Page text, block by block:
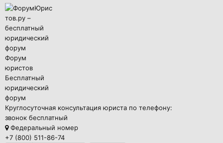
Форум
юристов
Бесплатный
юридический
форум
Круглосуточная консультация юриста по телефону:
звонок бесплатный
Федеральный номер
+7 (800) 511-86-74